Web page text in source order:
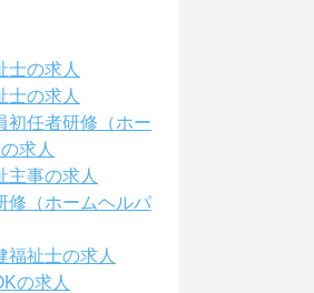
士の求人
士の求人
初任者研修（ホー
求人
主事の求人
修（ホームヘルパ
福祉士の求人
の求人